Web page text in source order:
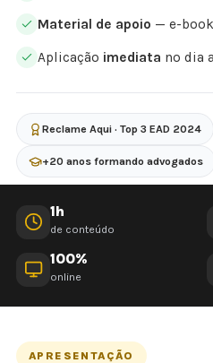
Material de apoio — e-
Aplicação imediata no dia
Reclame Aqui · Top 3 EAD 2024
+20 anos formando advogados
1h
de conteúdo
100%
online
APRESENTAÇÃO